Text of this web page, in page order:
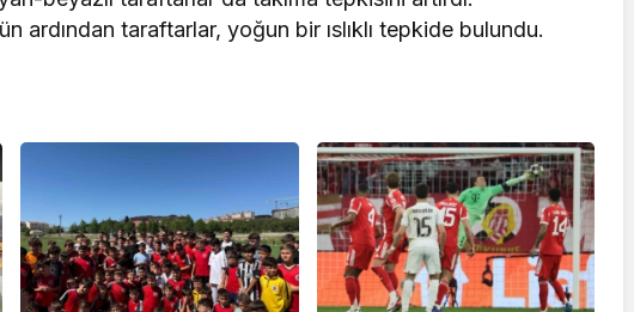
ardından taraftarlar, yoğun bir ıslıklı tepkide bulundu.